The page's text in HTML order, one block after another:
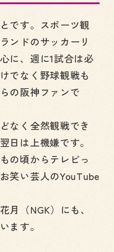
です。スポーツ観
ンドのサッカーリ
に、週に1試合は必
でなく野球観戦も
の阪神ファンで
なく全然観戦でき
日は上機嫌です。
の頃からテレビっ
笑い芸人のYouTube
月（NGK）にも、
ます。